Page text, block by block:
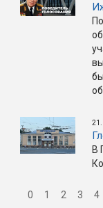
В
0 1 2 3 4